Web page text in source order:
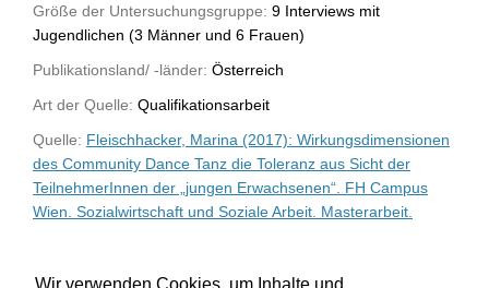
Größe der Untersuchungsgruppe: 9 Interviews mit
Jugendlichen (3 Männer und 6 Frauen)
Publikationsland/ -länder: Österreich
Art der Quelle: Qualifikationsarbeit
Quelle: Fleischhacker, Marina (2017): Wirkungsdimensionen
des Community Dance Tanz die Toleranz aus Sicht der
TeilnehmerInnen der „jungen Erwachsenen“. FH Campus
Wien. Sozialwirtschaft und Soziale Arbeit. Masterarbeit.